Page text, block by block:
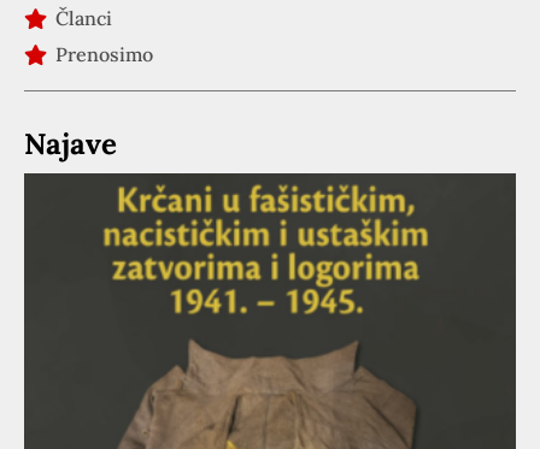
Članci
Prenosimo
Najave